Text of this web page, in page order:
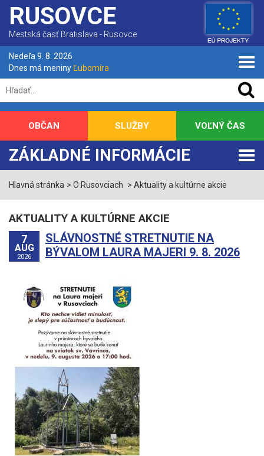
RUSOVCE
Mestská časť Bratislava - Rusovce
Nedeľa 9. 8. 2026
Dnes má meniny Ľubomíra
ZÁKLADNÉ INFORMÁCIE
OBČAN SLUŽBY VOĽNÝ ČAS
Hlavná stránka O Rusovciach Aktuality a kultúrne akcie
AKTUALITY A KULTÚRNE AKCIE
7
AUG
2026
SLÁVNOSTNÉ STRETNUTIE NA
BÝVALOM LAURA MAJERI 9. 8. 2026